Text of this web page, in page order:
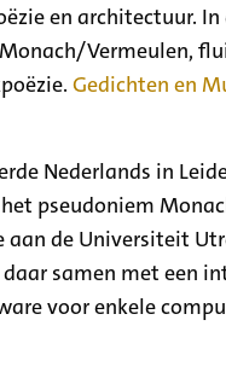
en architectuur.
Vermeulen,
Gedichten en
Nederlands in
pseudoniem
de Universiteit
samen met een
voor enkele